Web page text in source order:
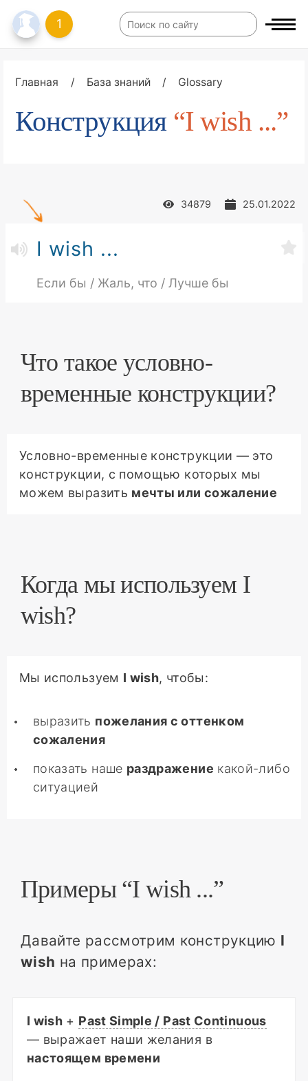
1
Главная / База знаний / Glossary
Конструкция “I wish ...”
34879 25.01.2022
I wish ...
Если бы / Жаль, что / Лучше бы
Что такое условно-
временные конструкции?
Условно-временные конструкции — это
конструкции, с помощью которых мы
можем выразить мечты или сожаление
Когда мы используем I
wish?
Мы используем I wish, чтобы:
выразить пожелания с оттенком
сожаления
показать наше раздражение какой-либо
ситуацией
Примеры “I wish ...”
Давайте рассмотрим конструкцию I
wish на примерах:
I wish + Past Simple / Past Continuous
— выражает наши желания в
настоящем времени